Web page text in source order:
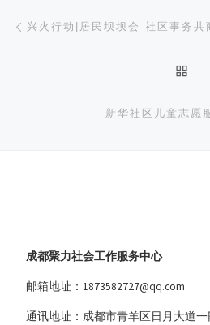
文章导航
兴火行动|居民坝坝会 社区事务共
新华社区儿童志
成都聚力社会工作服务中心
邮箱地址：1873582727@qq.com
通讯地址：成都市青羊区日月大道一